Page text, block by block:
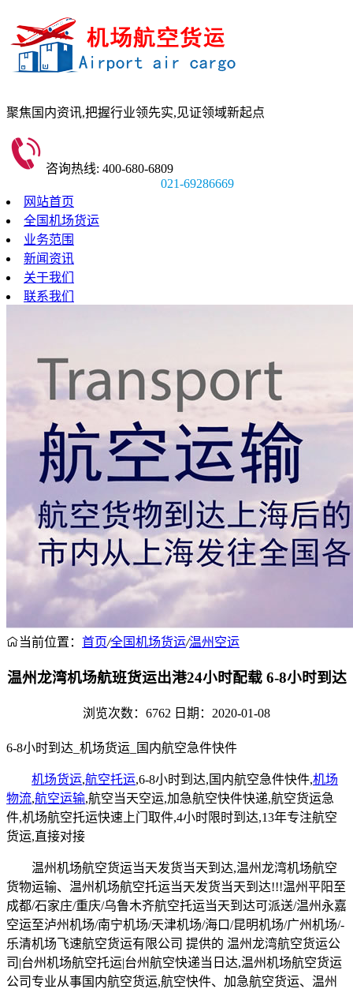
聚焦国内资讯,把握行业领先实,见证领域新起点
咨询热线: 400-680-6809
021-69286669
网站首页
全国机场货运
业务范围
新闻资讯
关于我们
联系我们
当前位置： 首页/全国机场货运/温州空运
温州龙湾机场航班货运出港24小时配载 6-8小时到达
浏览次数：6762 日期：2020-01-08
6-8小时到达_机场货运_国内航空急件快件
机场货运,航空托运,6-8小时到达,国内航空急件快件,机场
物流,航空运输,航空当天空运,加急航空快件快递,航空货运急
件,机场航空托运快速上门取件,4小时限时到达,13年专注航空
货运,直接对接
温州机场航空货运当天发货当天到达,温州龙湾机场航空
货物运输、温州机场航空托运当天发货当天到达!!!温州平阳至
成都/石家庄/重庆/乌鲁木齐航空托运当天到达可派送/温州永嘉
空运至泸州机场/南宁机场/天津机场/海口/昆明机场/广州机场/-
乐清机场飞速航空货运有限公司 提供的 温州龙湾航空货运公
司|台州机场航空托运|台州航空快递当日达,温州机场航空货运
公司专业从事国内航空货运,航空快件、加急航空货运、温州